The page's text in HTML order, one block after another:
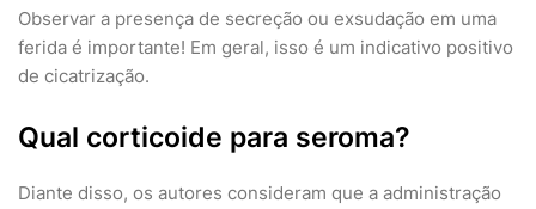
Observar a presença de secreção ou exsudação em uma
ferida é importante! Em geral, isso é um indicativo positivo
de cicatrização.
Qual corticoide para seroma?
Diante disso, os autores consideram que a administração